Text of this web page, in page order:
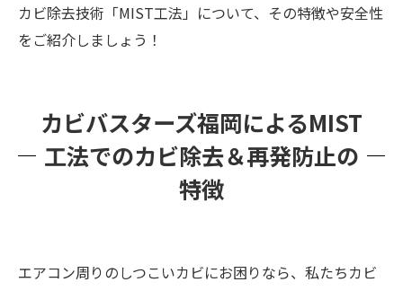
カビ除去技術「MIST工法」について、その特徴や安全性
をご紹介しましょう！
カビバスターズ福岡によるMIST
工法でのカビ除去＆再発防止の
特徴
エアコン周りのしつこいカビにお困りなら、私たちカビ